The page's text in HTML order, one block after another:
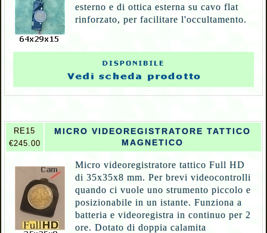
esterno e di ottica esterna su cavo flat
rinforzato, per facilitare l'occultamento.
RE15
€245.00
MICRO VIDEOREGISTRATORE TATTICO
MAGNETICO
Micro videoregistratore tattico Full HD
di 35x35x8 mm. Per brevi videocontrolli
quando ci vuole uno strumento piccolo e
posizionabile in un istante. Funziona a
batteria e videoregistra in continuo per 2
ore. Dotato di doppia calamita